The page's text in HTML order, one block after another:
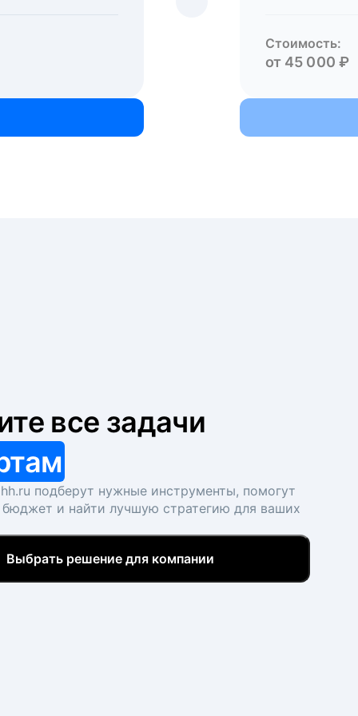
Стоимость:
от 45 000 ₽
все задачи
подберут нужные инструменты, помогут
бюджет и найти лучшую стратегию для ваших
Выбрать решение для компании